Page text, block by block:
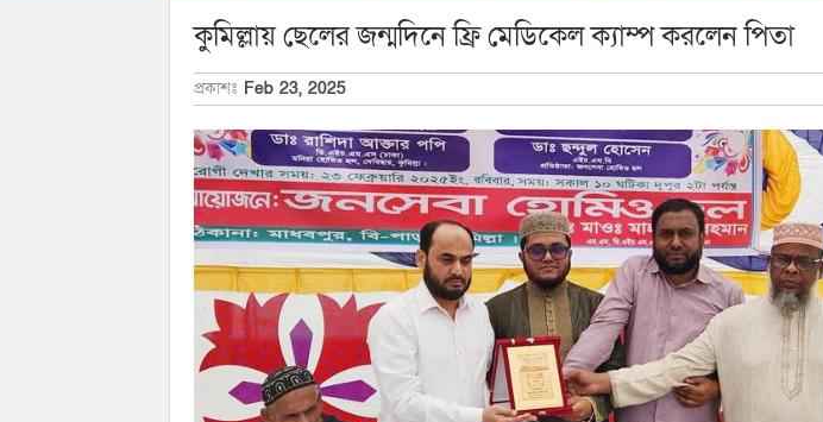
কুমিল্লায় ছেলের জন্মদিনে ফ্রি মেডিকেল ক্যাম্প করলেন পিতা
প্রকাশঃ Feb 23, 2025